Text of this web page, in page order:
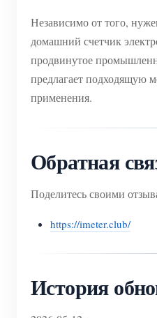
Независимо от того,
домашний счетчик
продвинутое
предлагает подходящую
применения.
Обратная
Поделитесь своими
https://imeter.club/
История